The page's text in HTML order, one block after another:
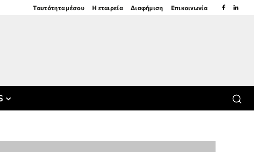
Ταυτότητα μέσου Η εταιρεία Διαφήμιση Επικοινωνία